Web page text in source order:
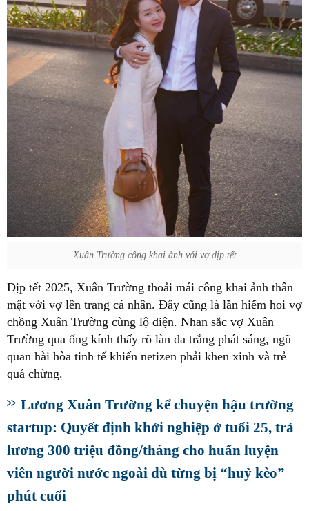
Xuân Trường công khai ảnh với vợ dịp tết
Dịp tết 2025, Xuân Trường thoải mái công khai ảnh thân
mật với vợ lên trang cá nhân. Đây cũng là lần hiếm hoi vợ
chồng Xuân Trường cùng lộ diện. Nhan sắc vợ Xuân
Trường qua ống kính thấy rõ làn da trắng phát sáng, ngũ
quan hài hòa tinh tế khiến netizen phải khen xinh và trẻ
quá chừng.
Lương Xuân Trường kể chuyện hậu trường
startup: Quyết định khởi nghiệp ở tuổi 25, trả
lương 300 triệu đồng/tháng cho huấn luyện
viên người nước ngoài dù từng bị “huỷ kèo”
phút cuối